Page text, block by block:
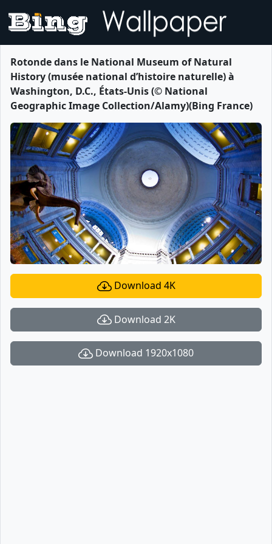
Rotonde dans le National Museum of Natural
History (musée national d’histoire naturelle) à
Washington, D.C., États-Unis (© National
Geographic Image Collection/Alamy)(Bing France)
Download 4K
Download 2K
Download 1920x1080